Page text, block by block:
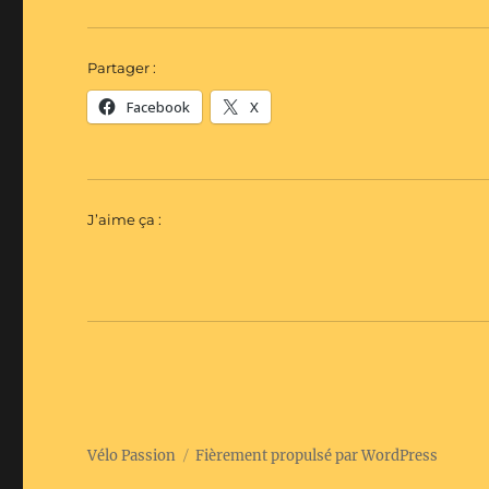
Partager :
Facebook X
J’aime ça :
Vélo Passion Fièrement propulsé par WordPress